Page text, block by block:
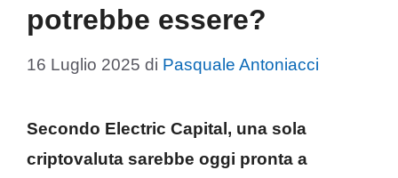
potrebbe essere?
16 Luglio 2025 di Pasquale Antoniacci
Secondo Electric Capital, una sola
criptovaluta sarebbe oggi pronta a